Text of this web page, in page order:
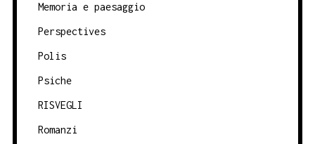
Memoria e paesaggio
Perspectives
Polis
Psiche
RISVEGLI
Romanzi